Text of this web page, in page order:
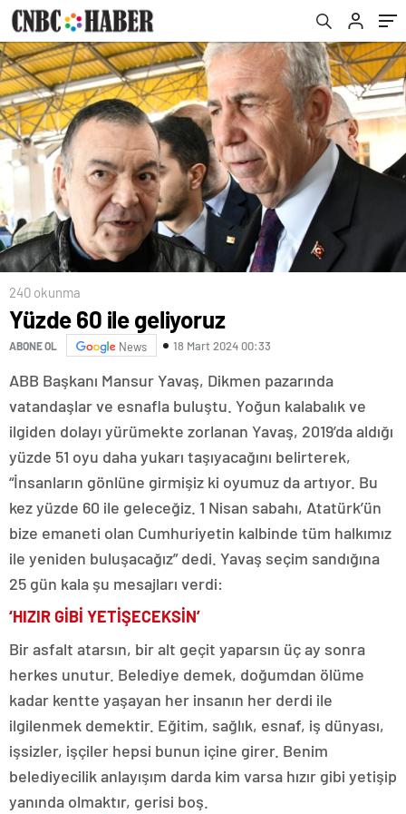
240 okunma
Yüzde 60 ile geliyoruz
ABONE OL News 18 Mart 2024 00:33
ABB Başkanı Mansur Yavaş, Dikmen pazarında
vatandaşlar ve esnafla buluştu. Yoğun kalabalık ve
ilgiden dolayı yürümekte zorlanan Yavaş, 2019’da aldığı
yüzde 51 oyu daha yukarı taşıyacağını belirterek,
“İnsanların gönlüne girmişiz ki oyumuz da artıyor. Bu
kez yüzde 60 ile geleceğiz. 1 Nisan sabahı, Atatürk’ün
bize emaneti olan Cumhuriyetin kalbinde tüm halkımız
ile yeniden buluşacağız” dedi. Yavaş seçim sandığına
25 gün kala şu mesajları verdi:
‘HIZIR GİBİ YETİŞECEKSİN’
Bir asfalt atarsın, bir alt geçit yaparsın üç ay sonra
herkes unutur. Belediye demek, doğumdan ölüme
kadar kentte yaşayan her insanın her derdi ile
ilgilenmek demektir. Eğitim, sağlık, esnaf, iş dünyası,
işsizler, işçiler hepsi bunun içine girer. Benim
belediyecilik anlayışım darda kim varsa hızır gibi yetişip
yanında olmaktır, gerisi boş.